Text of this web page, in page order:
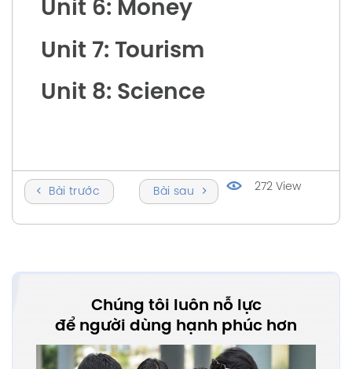
Unit 6: Money
Unit 7: Tourism
Unit 8: Science
Bài trước Bài sau 272 View
Chúng tôi luôn nỗ lực
để người dùng hạnh phúc hơn